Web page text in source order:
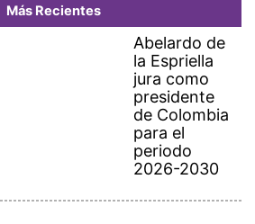
Más Recientes
Abelardo de
la Espriella
jura como
presidente
de Colombia
para el
periodo
2026-2030